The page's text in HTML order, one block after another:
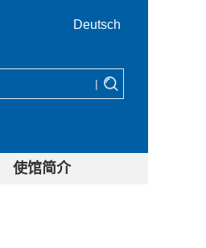
Deutsch
|
使馆简介